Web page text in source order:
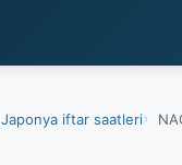
Japonya iftar saatleri